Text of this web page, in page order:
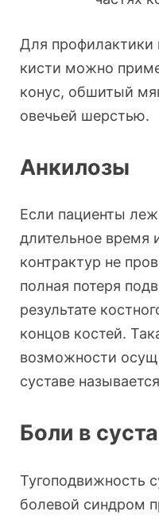
Для профилактики
кисти можно
конус, обшитый
овечьей шерстью.
Анкилозы
Если пациенты
длительное время
контрактур не
полная потеря
результате
концов костей.
возможности
суставе
Боли в
Тугоподвижность
болевой синдром